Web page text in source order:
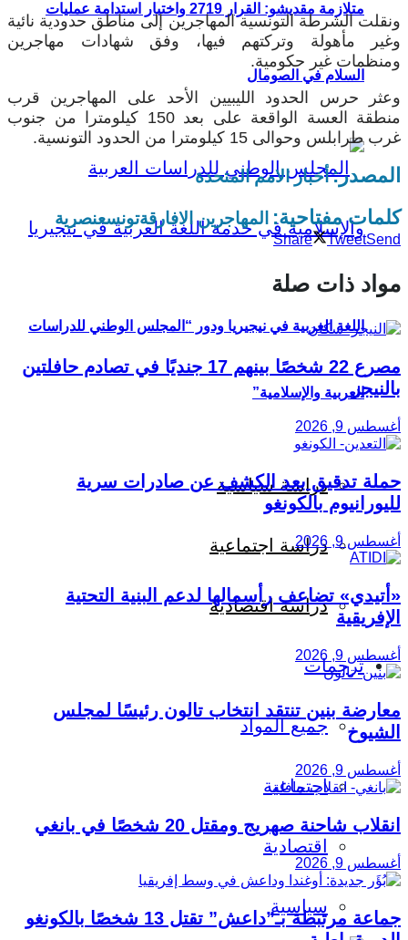
متلازمة مقديشو: القرار 2719 واختبار استدامة عمليات
السلام في الصومال
اللغة العربية في نيجيريا ودور “المجلس الوطني للدراسات
العربية والإسلامية”
دراسة سياسية
دراسة اجتماعية
دراسة اقتصادية
ترجمات
جميع المواد
اجتماعية
اقتصادية
سياسية
ونقلت الشرطة التونسية المهاجرين إلى مناطق حدودية نائية
وغير مأهولة وتركتهم فيها، وفق شهادات مهاجرين
ومنظمات غير حكومية.
وعثر حرس الحدود الليبيين الأحد على المهاجرين قرب
منطقة العسة الواقعة على بعد 150 كيلومترا من جنوب
غرب طرابلس وحوالى 15 كيلومترا من الحدود التونسية.
المصدر:أخبار الامم المتحدة
كلمات مفتاحية: المهاجرين الافارقةتونسعنصرية
Share TweetSend
مواد ذات صلة
مصرع 22 شخصًا بينهم 17 جنديًا في تصادم حافلتين
بالنيجر
أغسطس 9, 2026
حملة تدقيق بعد الكشف عن صادرات سرية
لليورانيوم بالكونغو
أغسطس 9, 2026
«أتيدي» تضاعف رأسمالها لدعم البنية التحتية
الإفريقية
أغسطس 9, 2026
معارضة بنين تنتقد انتخاب تالون رئيسًا لمجلس
الشيوخ
أغسطس 9, 2026
انقلاب شاحنة صهريج ومقتل 20 شخصًا في بانغي
أغسطس 9, 2026
جماعة مرتبطة بـ”داعش” تقتل 13 شخصًا بالكونغو